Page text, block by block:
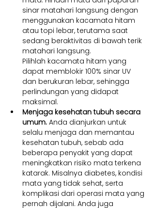
sinar matahari langsung dengan
menggunakan kacamata hitam
atau topi lebar, terutama saat
sedang beraktivitas di bawah terik
matahari langsung.
Pilihlah kacamata hitam yang
dapat memblokir 100% sinar UV
dan berukuran lebar, sehingga
perlindungan yang didapat
maksimal.
Menjaga kesehatan tubuh secara
umum. Anda dianjurkan untuk
selalu menjaga dan memantau
kesehatan tubuh, sebab ada
beberapa penyakit yang dapat
meningkatkan risiko mata terkena
katarak. Misalnya diabetes, kondisi
mata yang tidak sehat, serta
komplikasi dari operasi mata yang
pernah dijalani. Anda juga